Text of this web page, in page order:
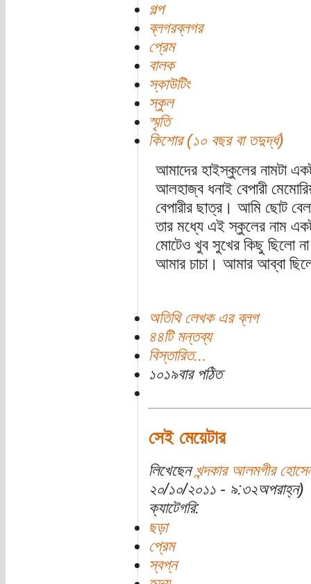
গল্প
ব্লগরব্লগর
প্রেম
বালক
স্কাউটিং
স্কুল
স্মৃতি
কিশোর (১০ বছর বা তদুর্দ্ধ)
আমাদের হাইস্কুলের নামটা
আলহাজ্ব ধনাই বেপারী
বেপারীর ছাত্র। আমি ছোট
তার মধ্যে এই স্কুলের নাম
মোটেও খুব সুখের কিছু ছিলো না
আমার চাচা। আমার আব্বা
অতিথি লেখক এর ব্লগ
৪৪টি মন্তব্য
বিস্তারিত...
১০১৯বার পঠিত
সেই মেয়েটার
লিখেছেনখন্দকার আলমগীর
২০/১০/২০১১ - ৯:৩২অপরাহ্ন)
ক্যাটেগরি:
ছড়া
প্রেম
স্বপ্ন